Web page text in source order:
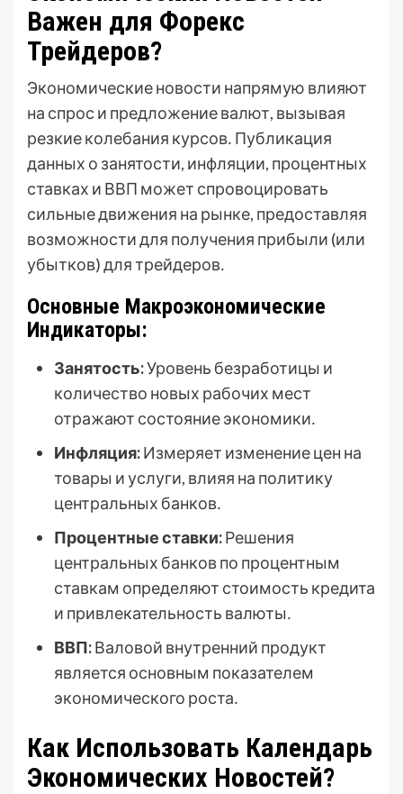
Важен для Форекс
Трейдеров?
Экономические новости напрямую влияют
на спрос и предложение валют, вызывая
резкие колебания курсов․ Публикация
данных о занятости, инфляции, процентных
ставках и ВВП может спровоцировать
сильные движения на рынке, предоставляя
возможности для получения прибыли (или
убытков) для трейдеров․
Основные Макроэкономические
Индикаторы:
Занятость:Уровень безработицы и
количество новых рабочих мест
отражают состояние экономики․
Инфляция:Измеряет изменение цен на
товары и услуги, влияя на политику
центральных банков․
Процентные ставки:Решения
центральных банков по процентным
ставкам определяют стоимость кредита
и привлекательность валюты․
ВВП:Валовой внутренний продукт
является основным показателем
экономического роста․
Как Использовать Календарь
Экономических Новостей?